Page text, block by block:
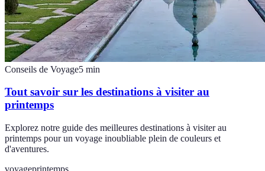
Conseils de Voyage5 min
Tout savoir sur les destinations à visiter au
printemps
Explorez notre guide des meilleures destinations à visiter au
printemps pour un voyage inoubliable plein de couleurs et
d'aventures.
voyageprintemps